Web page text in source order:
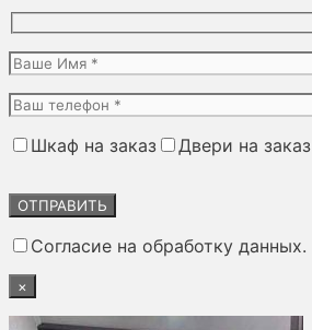
Шкаф на заказ Двери на заказ
это
пустым.
Согласие на обработку данных.
×